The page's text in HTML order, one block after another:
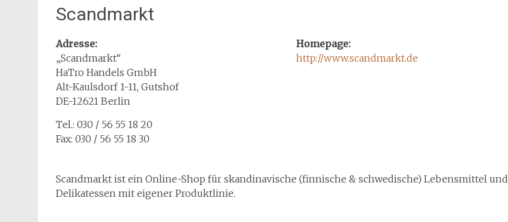
Scandmarkt
Adresse:
„Scandmarkt“
HaTro Handels GmbH
Alt-Kaulsdorf 1-11, Gutshof
DE-12621 Berlin
Tel.: 030 / 56 55 18 20
Fax: 030 / 56 55 18 30
Homepage:
http://www.scandmarkt.de
Scandmarkt ist ein Online-Shop für skandinavische (finnische & schwedische) Lebensmittel und
Delikatessen mit eigener Produktlinie.